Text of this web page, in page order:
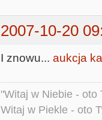
2007-10-20
I znowu... aukcja
"Witaj w Niebie - oto
Witaj w Piekle - oto